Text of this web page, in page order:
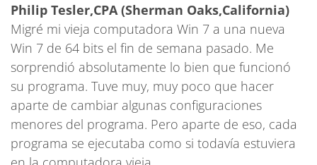
Philip Tesler,CPA (Sherman Oaks,California)
Migré mi vieja computadora Win 7 a una nueva
Win 7 de 64 bits el fin de semana pasado. Me
sorprendió absolutamente lo bien que funcionó
su programa. Tuve muy, muy poco que hacer
aparte de cambiar algunas configuraciones
menores del programa. Pero aparte de eso, cada
programa se ejecutaba como si todavía estuviera